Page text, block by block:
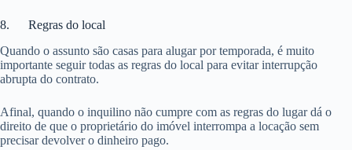
8. Regras do local
Quando o assunto são casas para alugar por temporada, é muito
importante seguir todas as regras do local para evitar interrupção
abrupta do contrato.
Afinal, quando o inquilino não cumpre com as regras do lugar dá o
direito de que o proprietário do imóvel interrompa a locação sem
precisar devolver o dinheiro pago.